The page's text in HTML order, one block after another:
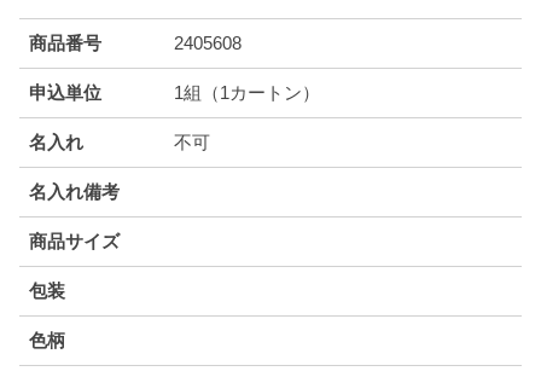
商品番号 2405608
申込単位 1組（1カートン）
名入れ 不可
名入れ備考
商品サイズ
包装
色柄